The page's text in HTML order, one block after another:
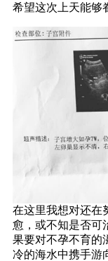
希望这次上天能够
在这里我想对还在
愈，或不知是否可
果要对不孕不育的
冷的海水中携手游